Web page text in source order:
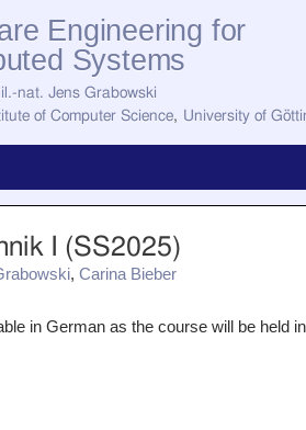
Engineering for
Systems
nat. Jens Grabowski
of Computer Science, University of
I (SS2025)
, Carina Bieber
in German as the course will be held in